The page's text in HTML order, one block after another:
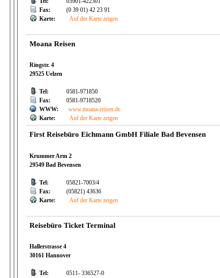
Fax:
(0 39 01) 42 23 91
Karte:
Auf der Karte zeigen
Moana Reisen
Ringstr. 4
29525 Uelzen
Tel:
0581-971850
Fax:
0581-9718520
WWW:
www.moana-reisen.de
Karte:
Auf der Karte zeigen
First Reisebüro Eichmann GmbH Filiale Bad Bevensen
Krummer Arm 2
29549 Bad Bevensen
Tel:
05821-7003/4
Fax:
(05821) 43636
Karte:
Auf der Karte zeigen
Reisebüro Ticket Terminal
Hallerstrasse 4
30161 Hannover
Tel:
0511- 336527-0